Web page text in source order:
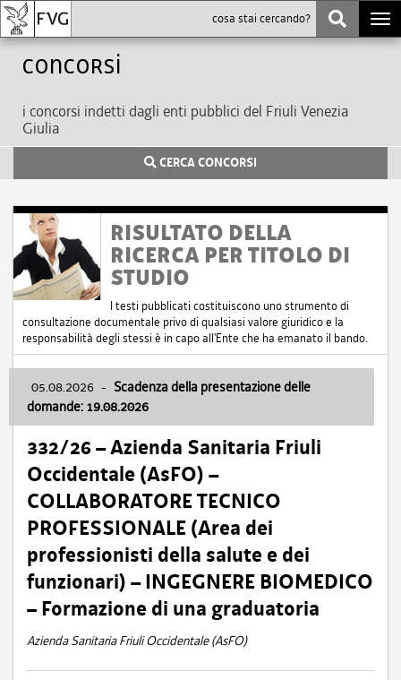
Concorsi
i concorsi indetti dagli enti pubblici del Friuli Venezia
Giulia
CERCA CONCORSI
RISULTATO DELLA
RICERCA PER TITOLO DI
STUDIO
I testi pubblicati costituiscono uno strumento di
consultazione documentale privo di qualsiasi valore giuridico e la
responsabilità degli stessi è in capo all'Ente che ha emanato il bando.
05.08.2026 - Scadenza della presentazione delle
domande: 19.08.2026
332/26 – Azienda Sanitaria Friuli
Occidentale (AsFO) –
COLLABORATORE TECNICO
PROFESSIONALE (Area dei
professionisti della salute e dei
funzionari) – INGEGNERE BIOMEDICO
– Formazione di una graduatoria
Azienda Sanitaria Friuli Occidentale (AsFO)